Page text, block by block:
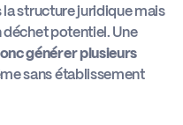
la structure juridique mais
déchet potentiel. Une
générer plusieurs
sans établissement